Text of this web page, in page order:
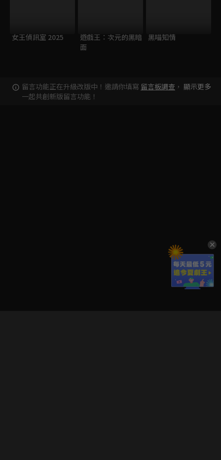
女王偵訊室 2025
遊戲王：次元的黑暗
面
黑喵知情
留言功能正在升級改版中！邀請你填寫 留言板調查 ，
一起共創新版留言功能！
顯示更多